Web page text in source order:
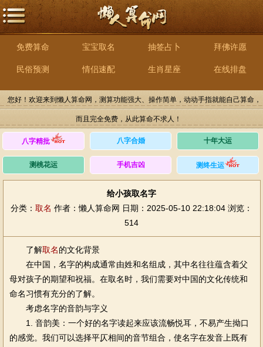
免费算命 宝宝取名 抽签占卜 拜佛许愿
民俗预测 情侣速配 生肖星座 在线排盘
您好！欢迎来到懒人算命网，测算功能强大、操作简单，动动手指就能自己算命，
而且完全免费，从此算命不求人！
八字精批 八字合婚 十年大运
测桃花运 手机吉凶 测终生运
给小孩取名字
分类： 取名 作者：懒人算命网 日期：2025-05-10 22:18:04 浏览：
514
了解取名的文化背景
在中国，名字的构成通常由姓和名组成，其中名往往蕴含着父
母对孩子的期望和祝福。在取名时，我们需要对中国的文化传统和
命名习惯有充分的了解。
考虑名字的音韵与字义
1. 音韵美：一个好的名字读起来应该流畅悦耳，不易产生拗口
的感觉。我们可以选择平仄相间的音节组合，使名字在发音上既有